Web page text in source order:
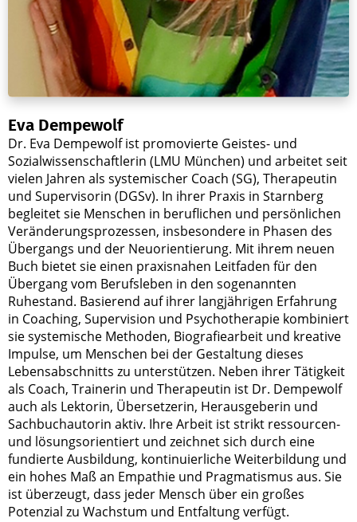
Eva Dempewolf
Dr. Eva Dempewolf ist promovierte Geistes- und
Sozialwissenschaftlerin (LMU München) und arbeitet seit
vielen Jahren als systemischer Coach (SG), Therapeutin
und Supervisorin (DGSv). In ihrer Praxis in Starnberg
begleitet sie Menschen in beruflichen und persönlichen
Veränderungsprozessen, insbesondere in Phasen des
Übergangs und der Neuorientierung. Mit ihrem neuen
Buch bietet sie einen praxisnahen Leitfaden für den
Übergang vom Berufsleben in den sogenannten
Ruhestand. Basierend auf ihrer langjährigen Erfahrung
in Coaching, Supervision und Psychotherapie kombiniert
sie systemische Methoden, Biografiearbeit und kreative
Impulse, um Menschen bei der Gestaltung dieses
Lebensabschnitts zu unterstützen. Neben ihrer Tätigkeit
als Coach, Trainerin und Therapeutin ist Dr. Dempewolf
auch als Lektorin, Übersetzerin, Herausgeberin und
Sachbuchautorin aktiv. Ihre Arbeit ist strikt ressourcen-
und lösungsorientiert und zeichnet sich durch eine
fundierte Ausbildung, kontinuierliche Weiterbildung und
ein hohes Maß an Empathie und Pragmatismus aus. Sie
ist überzeugt, dass jeder Mensch über ein großes
Potenzial zu Wachstum und Entfaltung verfügt.